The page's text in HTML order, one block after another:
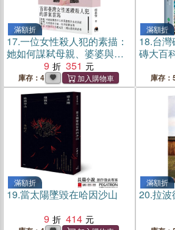
滿額折
17.一位女性殺人犯的素描：
她如何謀弒母親、婆婆與丈
9 351
庫存：4
滿額折
18.台
磚大百
庫存：
滿額折
19.當太陽墜毀在哈因沙山
9
414
滿額折
20.拉波